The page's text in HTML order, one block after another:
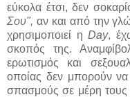
εύκολα έτσι, δεν
Σου", αν και από την
χρησιμοποιεί ηDay,
σκοπός της.
ερωτισμός και
οποίας δεν μπορούν να
σπασμούς σε μέρη